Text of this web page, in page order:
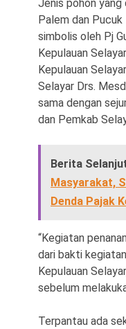
Jenis pohon
Palem dan
simbolis oleh Pj
Kepulauan
Kepulauan
Selayar Drs.
sama dengan
dan Pemkab
Berita
Masyarakat,
Denda Pajak
“Kegiatan
dari bakti
Kepulauan
sebelum
Terpantau ada